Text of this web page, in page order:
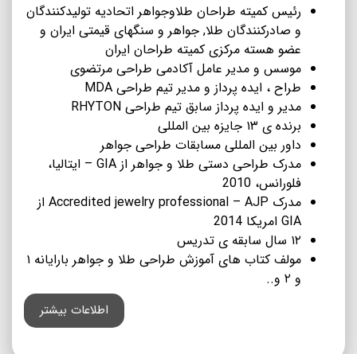
رئیس کمیته طراحان طلاوجواهر اتحادیه تولیدکنندگان
و صادرکنندگان طلا, جواهر و سنگهای قیمتی ایران و
عضو هسته مرکزی کمیته طراحان ایران
موسس و مدیر عامل آکادمی طراحی مرتضوی
طراح ، ایده پرداز و مدیر تیم طراحی MDA
مدیر و ایده پرداز سابق تیم طراحی RHYTON
برنده ی ۱۳ جایزه بین المللی
داور بین المللی مسابقات طراحی جواهر
مدرک طراحی دستی طلا و جواهر از GIA – ایتالیا،
فلورانس، 2010
مدرک Accredited jewelry professional – AJP از
GIA امریکا 2014
۱۲ سال سابقه ی تدریس
مولف کتاب های آموزش طراحی طلا و جواهر بارایانه ۱
و ۲ و..
اطلاعات بیشتر